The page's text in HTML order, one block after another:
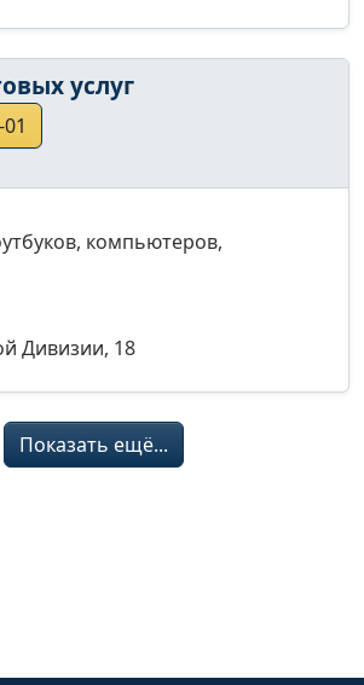
услуг
компьютеров,
Дивизии, 18
Показать ещё...